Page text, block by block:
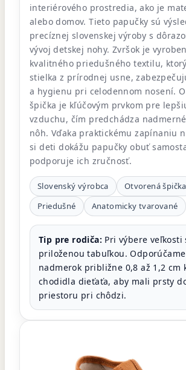
interiérového prostredia, ako je
alebo domov. Tieto papučky sú
precíznej slovenskej výroby s
vývoj detskej nohy. Zvršok je
kvalitného priedušného textilu,
stielka z prírodnej usne,
a hygienu pri celodennom nosení.
špička je kľúčovým prvkom pre
vzduchu, čím predchádza
nôh. Vďaka praktickému zapínaniu
si deti dokážu papučky obuť
podporuje ich zručnosť.
Slovenský výrobca
Otvorená špička
Priedušné
Anatomicky tvarované
Tip pre rodiča: Pri výbere veľkosti
priloženou tabuľkou.
nadmerok približne 0,8 až 1,2 cm
chodidla dieťaťa, aby mali prsty
priestoru pri chôdzi.